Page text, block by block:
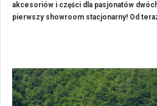
akcesoriów i części dla pasjonatów
pierwszy showroom stacjonarny! Od